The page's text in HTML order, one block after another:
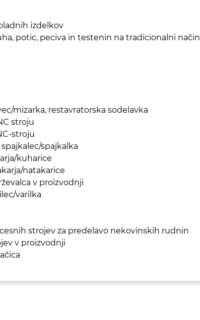
izdelkov
potic, peciva in testenin na tradicionalni način
mizarka, restavratorska sodelavka
stroju
stroju
spajkalka
kuharice
natakarice
v proizvodnji
varilka
strojev za predelavo nekovinskih rudnin
v proizvodnji